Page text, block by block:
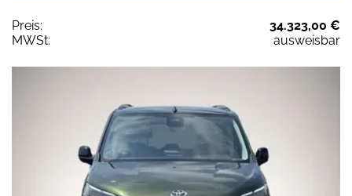
Preis:
34.323,00 €
MWSt:
ausweisbar